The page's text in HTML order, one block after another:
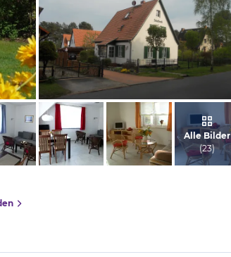
vom Hotelier, August 2013
von Marianne, Mai 2012
Alle Bilder
(23)